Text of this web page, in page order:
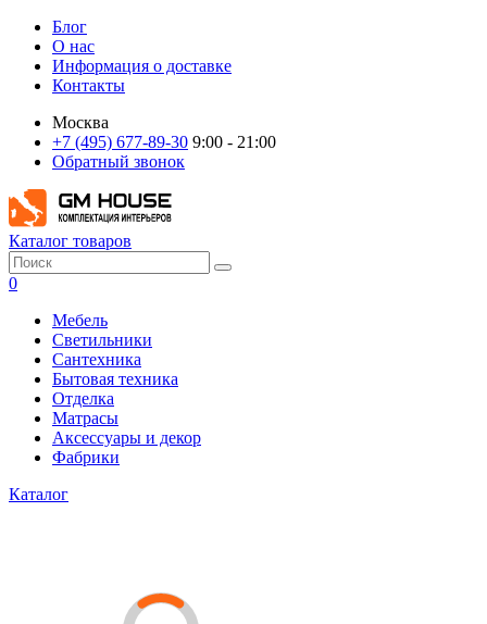
Блог
О нас
Информация о доставке
Контакты
Москва
+7 (495) 677-89-30 9:00 - 21:00
Обратный звонок
Каталог товаров
0
Мебель
Светильники
Сантехника
Бытовая техника
Отделка
Матрасы
Аксессуары и декор
Фабрики
Каталог